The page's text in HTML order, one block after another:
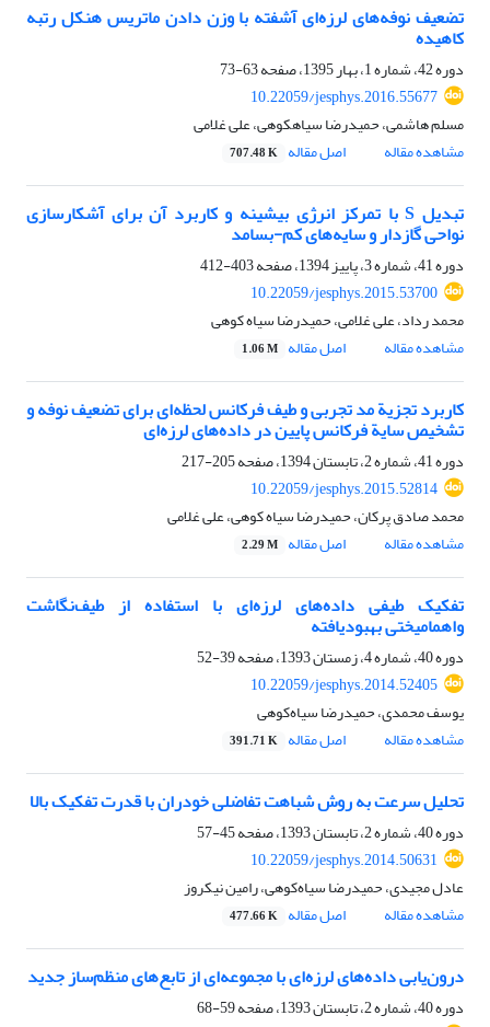
تضعیف نوفه‌های لرزه‌ای آشفته با وزن دادن ماتریس هنکل رتبه
کاهیده
دوره 42، شماره 1، بهار 1395، صفحه
63-73
10.22059/jesphys.2016.55677
مسلم هاشمی، حمیدرضا سیاهکوهی، علی غلامی
مشاهده مقاله
اصل مقاله 707.48 K
تبدیل S با تمرکز انرژی بیشینه و کاربرد آن برای آشکارسازی
نواحی گازدار و سایه‌های کم-بسامد
دوره 41، شماره 3، پاییز 1394، صفحه
403-412
10.22059/jesphys.2015.53700
محمد رداد، علی غلامی، حمیدرضا سیاه کوهی
مشاهده مقاله
اصل مقاله 1.06 M
کاربرد تجزیة مد تجربی و طیف فرکانس لحظه‌ای برای تضعیف نوفه و
تشخیص سایة فرکانس پایین در داده‌های لرزه‌ای
دوره 41، شماره 2، تابستان 1394، صفحه
205-217
10.22059/jesphys.2015.52814
محمد صادق پرکان، حمیدرضا سیاه کوهی، علی غلامی
مشاهده مقاله
اصل مقاله 2.29 M
تفکیک طیفی داده‌‌های لرزه‌‌ای با استفاده از طیف‌نگاشت
واهمامیختی بهبودیافته
دوره 40، شماره 4، زمستان 1393، صفحه
39-52
10.22059/jesphys.2014.52405
یوسف محمدی، حمیدرضا سیاه‌کوهی
مشاهده مقاله
اصل مقاله 391.71 K
تحلیل سرعت به روش شباهت تفاضلی خودران با قدرت تفکیک بالا
دوره 40، شماره 2، تابستان 1393، صفحه
45-57
10.22059/jesphys.2014.50631
عادل مجیدی، حمیدرضا سیاه‌کوهی، رامین نیکروز
مشاهده مقاله
اصل مقاله 477.66 K
درون‌یابی داده‌های لرزه‌ای با مجموعه‌ای از تابع‌های منظم‌ساز جدید
دوره 40، شماره 2، تابستان 1393، صفحه
59-68